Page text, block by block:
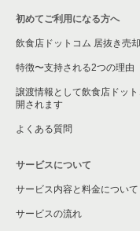
初めてご利用になる方へ
飲食店ドットコム 居抜き売
特徴〜支持される2つの理由
譲渡情報として飲食店ドッ
開されます
よくある質問
サービスについて
サービス内容と料金について
サービスの流れ